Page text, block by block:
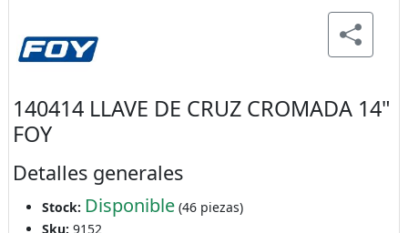
140414 LLAVE DE CRUZ CROMADA 14"
FOY
Detalles generales
Stock: Disponible(46 piezas)
Sku: 9152